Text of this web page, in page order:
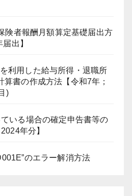
険者報酬月額算定基礎届出方
出】
利用した給与所得・退職所
書の作成方法【令和7年；
)
いる場合の確定申告書等の
年分】
のエラー解消方法